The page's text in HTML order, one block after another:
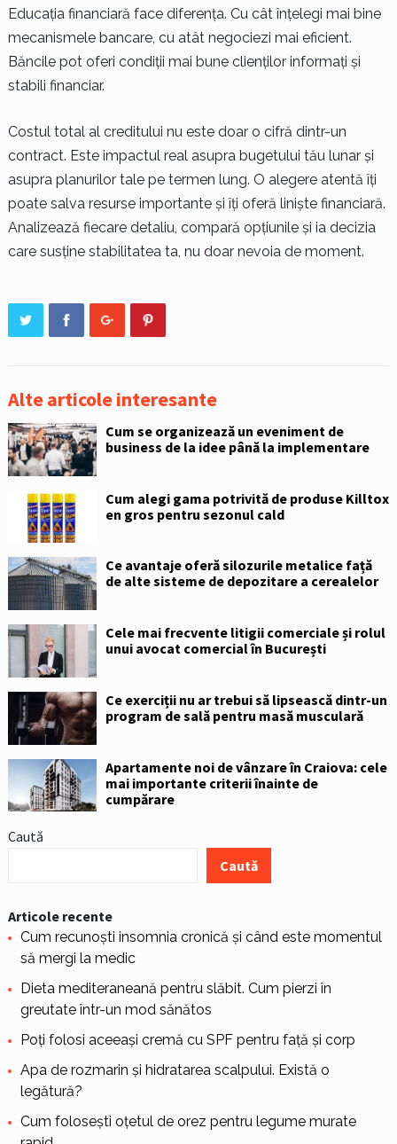
Educația financiară face diferența. Cu cât înțelegi mai bine
mecanismele bancare, cu atât negociezi mai eficient.
Băncile pot oferi condiții mai bune clienților informați și
stabili financiar.
Costul total al creditului nu este doar o cifră dintr-un
contract. Este impactul real asupra bugetului tău lunar și
asupra planurilor tale pe termen lung. O alegere atentă îți
poate salva resurse importante și îți oferă liniște financiară.
Analizează fiecare detaliu, compară opțiunile și ia decizia
care susține stabilitatea ta, nu doar nevoia de moment.
Alte articole interesante
Cum se organizează un eveniment de
business de la idee până la implementare
Cum alegi gama potrivită de produse Killtox
en gros pentru sezonul cald
Ce avantaje oferă silozurile metalice față
de alte sisteme de depozitare a cerealelor
Cele mai frecvente litigii comerciale și rolul
unui avocat comercial în București
Ce exerciții nu ar trebui să lipsească dintr-un
program de sală pentru masă musculară
Apartamente noi de vânzare în Craiova: cele
mai importante criterii înainte de
cumpărare
Caută
Caută
Articole recente
Cum recunoști insomnia cronică și când este momentul
să mergi la medic
Dieta mediteraneană pentru slăbit. Cum pierzi în
greutate într-un mod sănătos
Poți folosi aceeași cremă cu SPF pentru față și corp
Apa de rozmarin și hidratarea scalpului. Există o
legătură?
Cum folosești oțetul de orez pentru legume murate